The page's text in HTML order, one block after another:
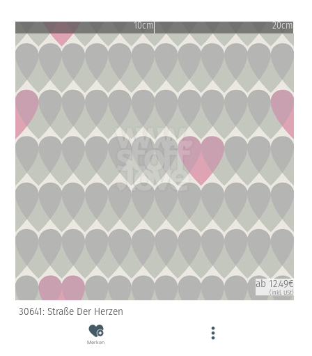
10cm 20cm
ab 12.49€
(inkl. USt)
30641: Straße Der Herzen
Merken